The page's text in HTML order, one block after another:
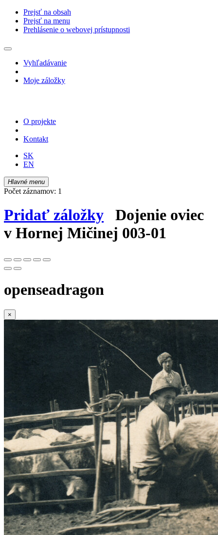
Prejsť na obsah
Prejsť na menu
Prehlásenie o webovej prístupnosti
Vyhľadávanie
Moje záložky
O projekte
Kontakt
SK
EN
Hlavné menu
Počet záznamov: 1
Pridať záložky Dojenie oviec
v Hornej Mičinej 003-01
openseadragon
×